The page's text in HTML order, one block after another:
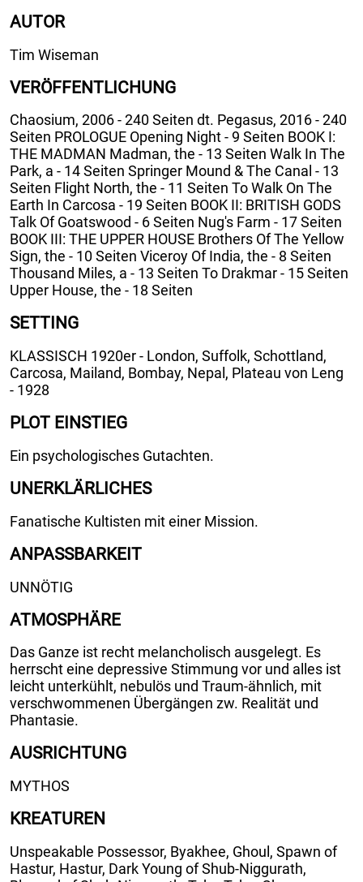
AUTOR
Tim Wiseman
VERÖFFENTLICHUNG
Chaosium, 2006 - 240 Seiten dt. Pegasus, 2016 - 240
Seiten PROLOGUE Opening Night - 9 Seiten BOOK I:
THE MADMAN Madman, the - 13 Seiten Walk In The
Park, a - 14 Seiten Springer Mound & The Canal - 13
Seiten Flight North, the - 11 Seiten To Walk On The
Earth In Carcosa - 19 Seiten BOOK II: BRITISH GODS
Talk Of Goatswood - 6 Seiten Nug's Farm - 17 Seiten
BOOK III: THE UPPER HOUSE Brothers Of The Yellow
Sign, the - 10 Seiten Viceroy Of India, the - 8 Seiten
Thousand Miles, a - 13 Seiten To Drakmar - 15 Seiten
Upper House, the - 18 Seiten
SETTING
KLASSISCH 1920er - London, Suffolk, Schottland,
Carcosa, Mailand, Bombay, Nepal, Plateau von Leng
- 1928
PLOT EINSTIEG
Ein psychologisches Gutachten.
UNERKLÄRLICHES
Fanatische Kultisten mit einer Mission.
ANPASSBARKEIT
UNNÖTIG
ATMOSPHÄRE
Das Ganze ist recht melancholisch ausgelegt. Es
herrscht eine depressive Stimmung vor und alles ist
leicht unterkühlt, nebulös und Traum-ähnlich, mit
verschwommenen Übergängen zw. Realität und
Phantasie.
AUSRICHTUNG
MYTHOS
KREATUREN
Unspeakable Possessor, Byakhee, Ghoul, Spawn of
Hastur, Hastur, Dark Young of Shub-Niggurath,